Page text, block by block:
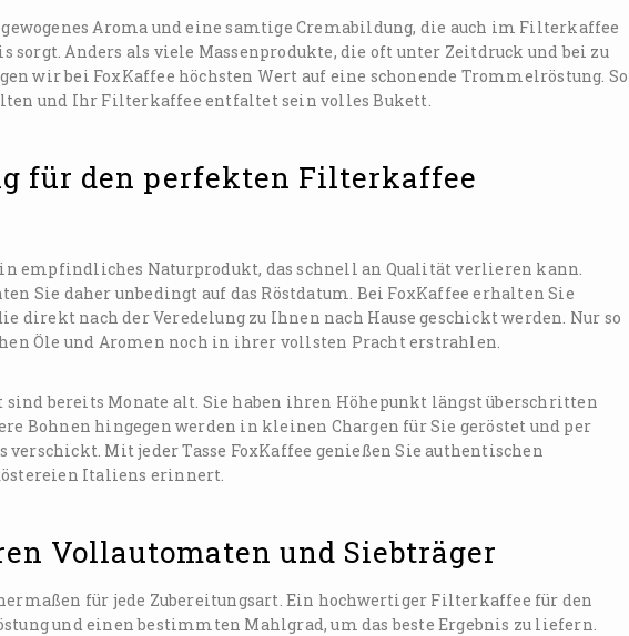
Aroma und eine samtige Cremabildung, die auch im Filterkaffee
sorgt. Anders als viele Massenprodukte, die oft unter Zeitdruck und bei zu
wir bei FoxKaffee höchsten Wert auf eine schonende Trommelröstung. So
und Ihr Filterkaffee entfaltet sein volles Bukett.
für den perfekten Filterkaffee
empfindliches Naturprodukt, das schnell an Qualität verlieren kann.
Sie daher unbedingt auf das Röstdatum. Bei FoxKaffee erhalten Sie
direkt nach der Veredelung zu Ihnen nach Hause geschickt werden. Nur so
Öle und Aromen noch in ihrer vollsten Pracht erstrahlen.
bereits Monate alt. Sie haben ihren Höhepunkt längst überschritten
Bohnen hingegen werden in kleinen Chargen für Sie geröstet und per
Mit jeder Tasse FoxKaffee genießen Sie authentischen
Italiens erinnert.
Vollautomaten und Siebträger
für jede Zubereitungsart. Ein hochwertiger Filterkaffee für den
und einen bestimmten Mahlgrad, um das beste Ergebnis zu liefern.